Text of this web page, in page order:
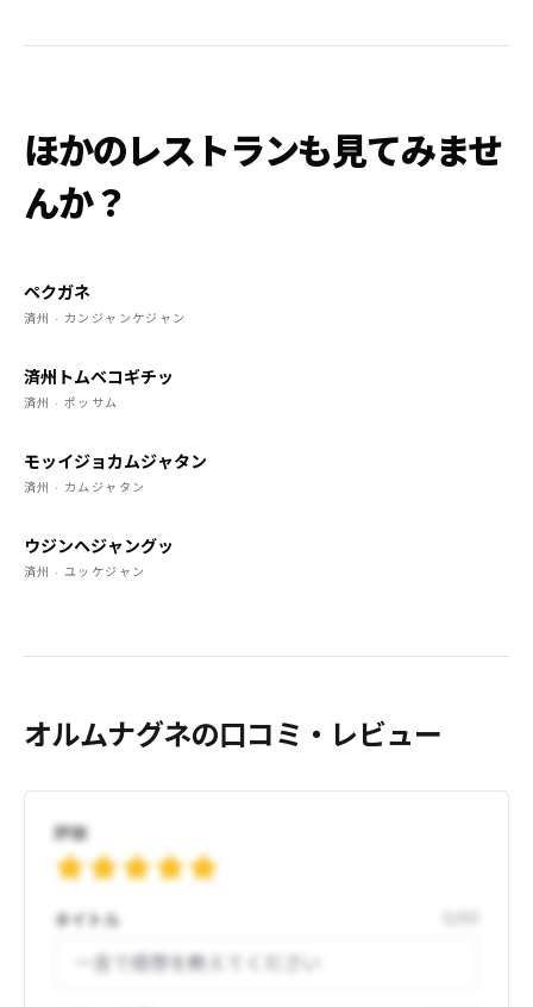
ほかのレストランも見てみませ
んか？
ペクガネ
済州 · カンジャンケジャン
済州トムベコギチッ
済州 · ポッサム
モッイジョカムジャタン
済州 · カムジャタン
ウジンヘジャングッ
済州 · ユッケジャン
オルムナグネの口コミ・レビュー
評価
タイトル